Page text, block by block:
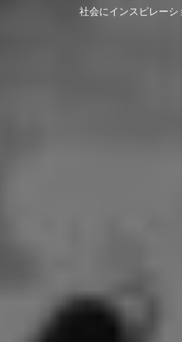
社会にインスピレーシ